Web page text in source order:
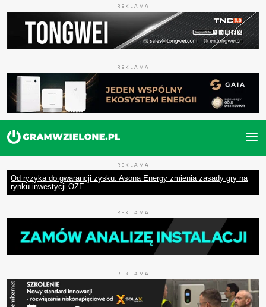
REKLAMA
REKLAMA
REKLAMA
Od ryzyka do gwarancji zysku. Asona Energy zmienia zasady gry na
rynku inwestycji OZE
REKLAMA
REKLAMA